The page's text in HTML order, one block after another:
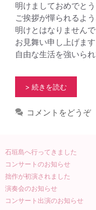
明けましておめでと
ご挨拶が憚られるよ
明けとはなりません
お見舞い申し上げま
自由な生活を強いら
> 続きを読む
コメントをどうぞ
石垣島へ行ってきました
コンサートのお知らせ
拙作が初演されました
演奏会のお知らせ
コンサート出演のお知らせ